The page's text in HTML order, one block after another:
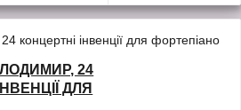
24
ДЛЯ